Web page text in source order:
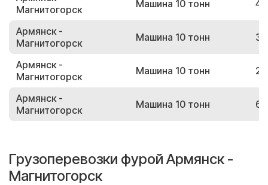
Магнитогорск
Машина 10 тонн
Армянск -
Магнитогорск
Машина 10 тонн
Армянск -
Магнитогорск
Машина 10 тонн
Армянск -
Магнитогорск
Машина 10 тонн
Грузоперевозки фурой Армянск -
Магнитогорск